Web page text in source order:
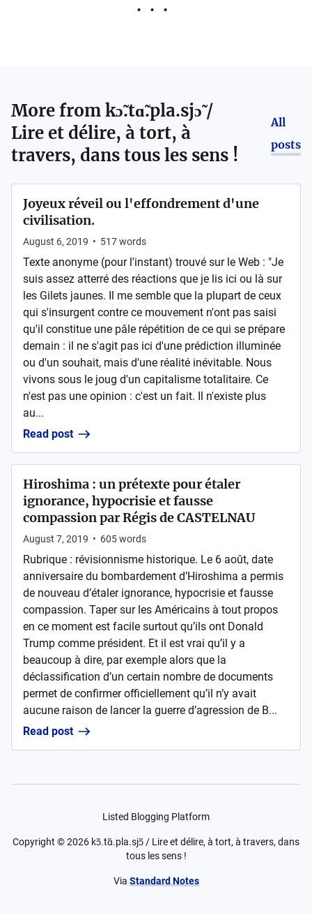
More fromkɔ̃.tɑ̃.pla.sjɔ̃ /
Lire et délire, à tort, à
travers, dans tous les sens !
All
posts
Joyeux réveil ou l'effondrement d'une
civilisation.
August 6, 2019 • 517words
Texte anonyme (pour l'instant) trouvé sur le Web : "Je
suis assez atterré des réactions que je lis ici ou là sur
les Gilets jaunes. Il me semble que la plupart de ceux
qui s'insurgent contre ce mouvement n'ont pas saisi
qu'il constitue une pâle répétition de ce qui se prépare
demain : il ne s'agit pas ici d'une prédiction illuminée
ou d'un souhait, mais d'une réalité inévitable. Nous
vivons sous le joug d'un capitalisme totalitaire. Ce
n'est pas une opinion : c'est un fait. Il n'existe plus
au...
Read post
Hiroshima : un prétexte pour étaler
ignorance, hypocrisie et fausse
compassion par Régis de CASTELNAU
August 7, 2019 • 605words
Rubrique : révisionnisme historique. Le 6 août, date
anniversaire du bombardement d’Hiroshima a permis
de nouveau d’étaler ignorance, hypocrisie et fausse
compassion. Taper sur les Américains à tout propos
en ce moment est facile surtout qu’ils ont Donald
Trump comme président. Et il est vrai qu’il y a
beaucoup à dire, par exemple alors que la
déclassification d’un certain nombre de documents
permet de confirmer officiellement qu’il n’y avait
aucune raison de lancer la guerre d’agression de B...
Read post
Listed Blogging Platform
Copyright ©2026 kɔ̃.tɑ̃.pla.sjɔ̃ / Lire et délire, à tort, à travers, dans
tous les sens !
Via Standard Notes